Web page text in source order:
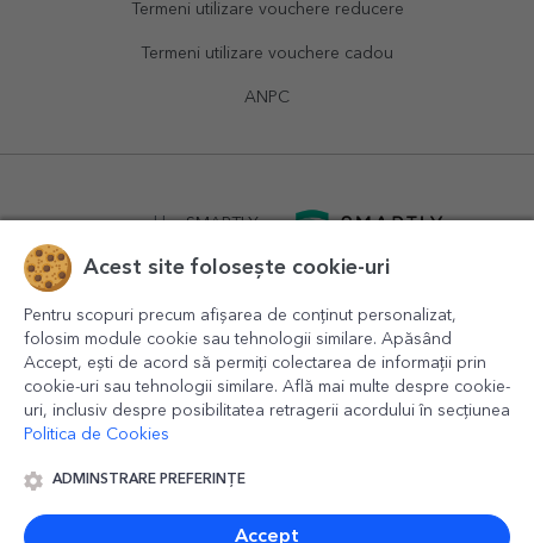
Termeni utilizare vouchere reducere
Termeni utilizare vouchere cadou
ANPC
powered bySMARTLY.ro
© 2016-2026 StarGift Romania,
contact@stargift.ro
Acest site folosește cookie-uri
Pentru scopuri precum afișarea de conținut personalizat,
folosim module cookie sau tehnologii similare. Apăsând
Accept, ești de acord să permiți colectarea de informații prin
cookie-uri sau tehnologii similare. Află mai multe despre cookie-
uri, inclusiv despre posibilitatea retragerii acordului în secțiunea
Politica de Cookies
ADMINSTRARE PREFERINȚE
Accept